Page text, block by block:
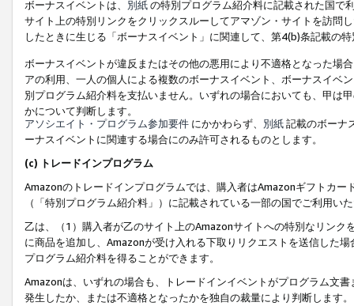
ボーナスイベントは、 別紙の特別プログラム紹介料に記載された国で
サイト上の特別リンクをクリックスルーしてアマゾン・サイトを訪問
したときに生じる「ボーナスイベント」に関連して、第4(b)条記載の
ボーナスイベントが違反またはその他の悪用により不適格となった場
アの利用、一人の個人による複数のボーナスイベント、ボーナスイベ
別プログラム紹介料を支払いません。いずれの場合においても、甲は
かについて判断します。
アソシエイト・プログラム参加要件 にかかわらず、 別紙記載のボーナ
ーナスイベントに関連する場合にのみ許可されるものとします。
(c) トレードインプログラム
Amazonのトレードインプログラムでは、購入者はAmazonギフトカ
（「特別プログラム紹介料」）に記載されている一部の国でご利用い
乙は、（1）購入者が乙のサイト上のAmazonサイトへの特別なリン
に商品を追加し、Amazonが受け入れる下取りリクエストを送信した
プログラム紹介料を得ることができます。
Amazonは、いずれの場合も、トレードインイベントがプログラム文
発生したか、または不適格となったかを独自の裁量により判断します。